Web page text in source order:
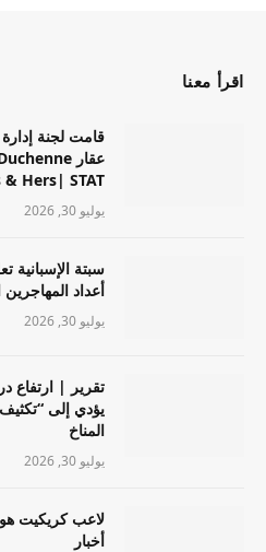
اقرأ معنا
قامت لجنة إدارة
& Hers| STAT
يوليو 30, 2026
سبتة الإسبانية
أعداد
يوليو 30, 2026
تقرير | ارتفاع
يؤدي إلى
المناخ
يوليو 30, 2026
لاعب كريكيت
أخبار